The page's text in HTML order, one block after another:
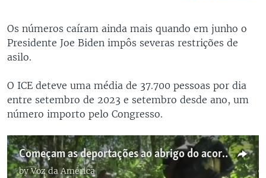
Os números caíram ainda mais quando em junho o
Presidente Joe Biden impôs severas restrições de
asilo.
O ICE deteve uma média de 37.700 pessoas por dia
entre setembro de 2023 e setembro desde ano, um
número importo pelo Congresso.
Começam as deportações ao abrigo do acordo Panamá-EUA
byVoz da América